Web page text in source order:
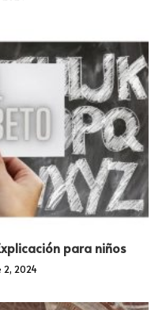
para niños
2, 2024